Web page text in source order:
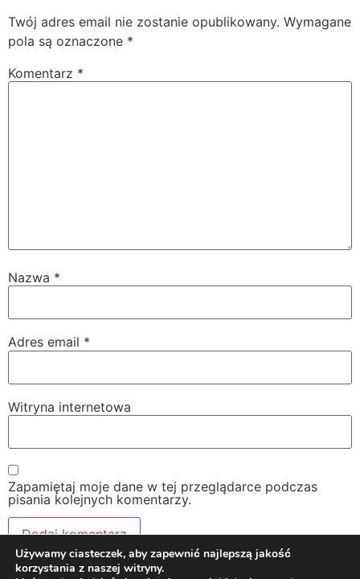
Twój adres email nie zostanie opublikowany. Wymagane
pola są oznaczone *
Komentarz *
Nazwa *
Adres email *
Witryna internetowa
Zapamiętaj moje dane w tej przeglądarce podczas
pisania kolejnych komentarzy.
Używamy ciasteczek, aby zapewnić najlepszą jakość
korzystania z naszej witryny.